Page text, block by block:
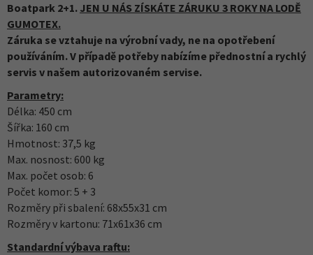
Boatpark 2+1. JEN U NÁS ZÍSKÁTE ZÁRUKU 3 ROKY NA LODĚ
GUMOTEX.
Záruka se vztahuje na výrobní vady, ne na opotřebení
používáním. V případě potřeby nabízíme přednostní a rychlý
servis v našem autorizovaném servise.
Parametry:
Délka: 450 cm
Šířka: 160 cm
Hmotnost: 37,5 kg
Max. nosnost: 600 kg
Max. počet osob: 6
Počet komor: 5 + 3
Rozměry při sbalení: 68x55x31 cm
Rozměry v kartonu: 71x61x36 cm
Standardní výbava raftu: